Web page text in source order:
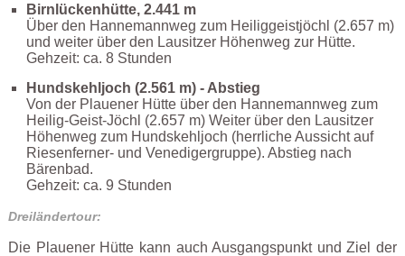
Birnlückenhütte, 2.441 m
Über den Hannemannweg zum Heiliggeistjöchl (2.657 m)
und weiter über den Lausitzer Höhenweg zur Hütte.
Gehzeit: ca. 8 Stunden
Hundskehljoch (2.561 m) - Abstieg
Von der Plauener Hütte über den Hannemannweg zum
Heilig-Geist-Jöchl (2.657 m) Weiter über den Lausitzer
Höhenweg zum Hundskehljoch (herrliche Aussicht auf
Riesenferner- und Venedigergruppe). Abstieg nach
Bärenbad.
Gehzeit: ca. 9 Stunden
Dreiländertour:
Die Plauener Hütte kann auch Ausgangspunkt und Ziel der